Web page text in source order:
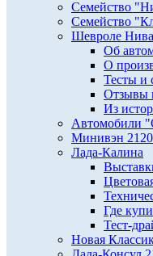
Семейство
Семейство
Шевроле Нива
Об
О
Тесты и
Отзывы
Из
Автомобили
Минивэн
Лада-Калина
Где
Тест-
Новая